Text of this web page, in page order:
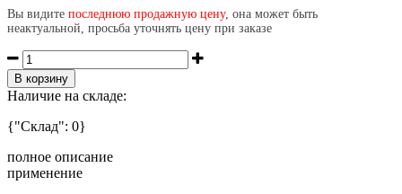
Вы видите последнюю продажную цену, она может быть
неактуальной, просьба уточнять цену при заказе
В корзину
Наличие на складе:
{"Склад": 0}
полное описание
применение